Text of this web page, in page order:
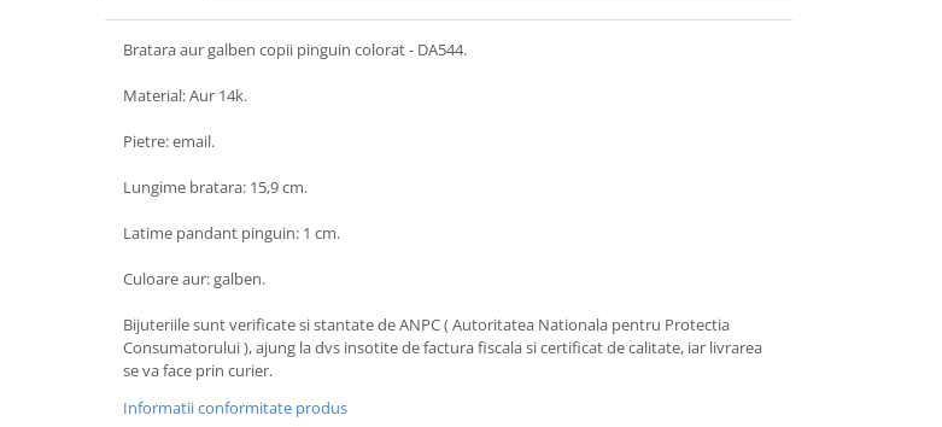
Bratara aur galben copii pinguin colorat - DA544.
Material: Aur 14k.
Pietre: email.
Lungime bratara: 15,9 cm.
Latime pandant pinguin: 1 cm.
Culoare aur: galben.
Bijuteriile sunt verificate si stantate de ANPC ( Autoritatea Nationala pentru Protectia
Consumatorului ), ajung la dvs insotite de factura fiscala si certificat de calitate, iar livrarea
se va face prin curier.
Informatii conformitate produs